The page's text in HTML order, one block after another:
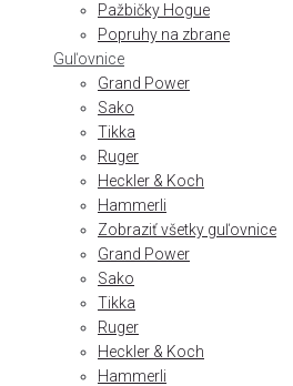
Pažbičky Hogue
Popruhy na zbrane
Guľovnice
Grand Power
Sako
Tikka
Ruger
Heckler & Koch
Hammerli
Zobraziť všetky guľovnice
Grand Power
Sako
Tikka
Ruger
Heckler & Koch
Hammerli